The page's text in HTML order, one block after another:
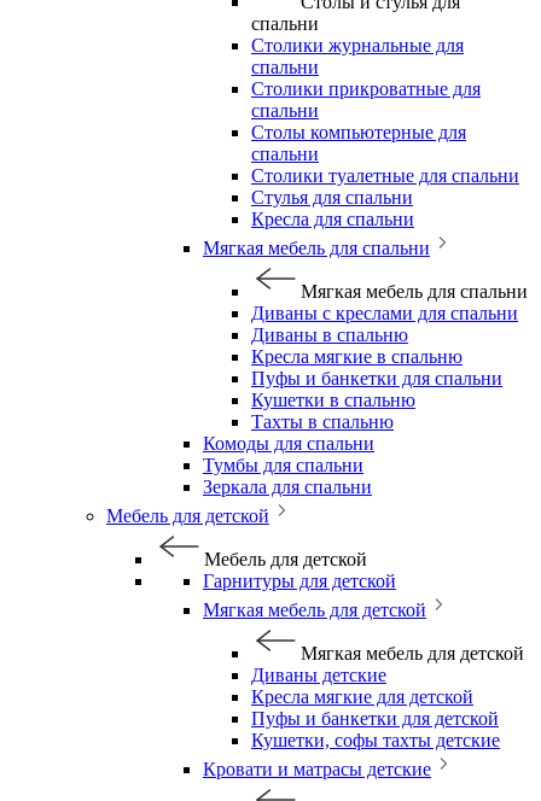
спальни
Столики журнальные для
спальни
Столики прикроватные для
спальни
Столы компьютерные для
спальни
Столики туалетные для спальни
Стулья для спальни
Кресла для спальни
Мягкая мебель для спальни
Мягкая мебель для спальни
Диваны с креслами для спальни
Диваны в спальню
Кресла мягкие в спальню
Пуфы и банкетки для спальни
Кушетки в спальню
Тахты в спальню
Комоды для спальни
Тумбы для спальни
Зеркала для спальни
Мебель для детской
Мебель для детской
Гарнитуры для детской
Мягкая мебель для детской
Мягкая мебель для детской
Диваны детские
Кресла мягкие для детской
Пуфы и банкетки для детской
Кушетки, софы тахты детские
Кровати и матрасы детские